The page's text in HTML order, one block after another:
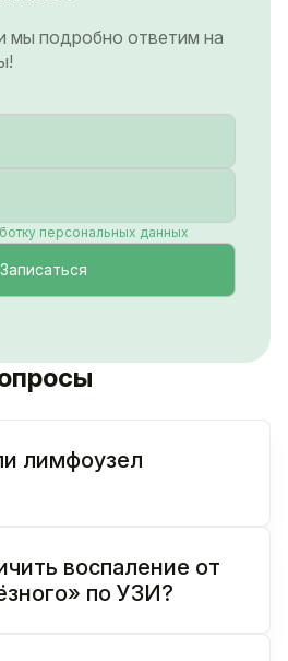
мы подробно ответим на
персональных данных
лимфоузел
воспаление от
по УЗИ?